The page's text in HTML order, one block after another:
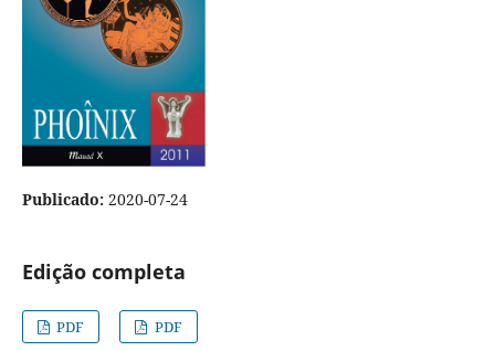
Publicado: 2020-07-24
Edição completa
PDF PDF